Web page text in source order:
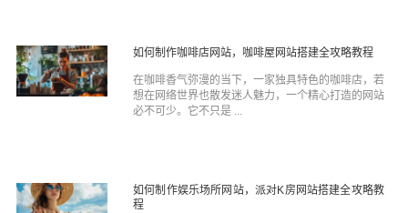
如何制作咖啡店网站，咖啡屋网站搭建全攻略教程
在咖啡香气弥漫的当下，一家独具特色的咖啡店，若
想在网络世界也散发迷人魅力，一个精心打造的网站
必不可少。它不只是 ...
如何制作娱乐场所网站，派对K房网站搭建全攻略教
程